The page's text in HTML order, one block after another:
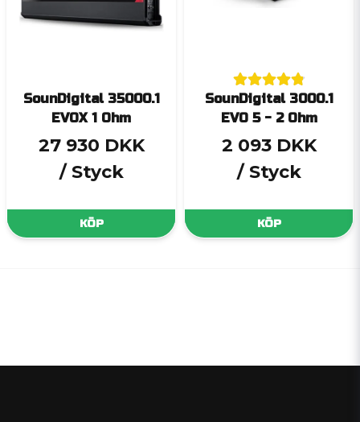
SounDigital 35000.1
EVOX 1 Ohm
27 930 DKK
/ Styck
KÖP
SounDigital 3000.1
EVO 5 - 2 Ohm
2 093 DKK
/ Styck
KÖP